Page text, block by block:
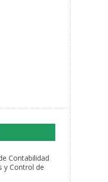
Contabilidad
y Control de